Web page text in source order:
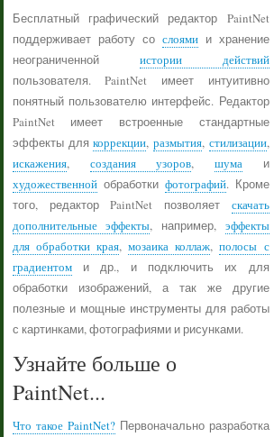
Бесплатный графический редактор PaintNet
поддерживает работу со слоямии хранение
неограниченной истории действий
пользователя. PaintNet имеет интуитивно
понятный пользователю интерфейс. Редактор
PaintNet имеет встроенные стандартные
эффекты длякоррекции, размытия, стилизации,
искажения, создания узоров, шумаи
художественнойобработки фотографий. Кроме
того, редактор PaintNet позволяет скачать
дополнительные эффекты, например, эффекты
для обработки края,мозаика коллаж,полосы с
градиентоми др., и подключить их для
обработки изображений, а так же другие
полезные и мощные инструменты для работы
с картинками, фотографиями и рисунками.
Узнайте больше о
PaintNet...
Что такое PaintNet?Первоначально разработка